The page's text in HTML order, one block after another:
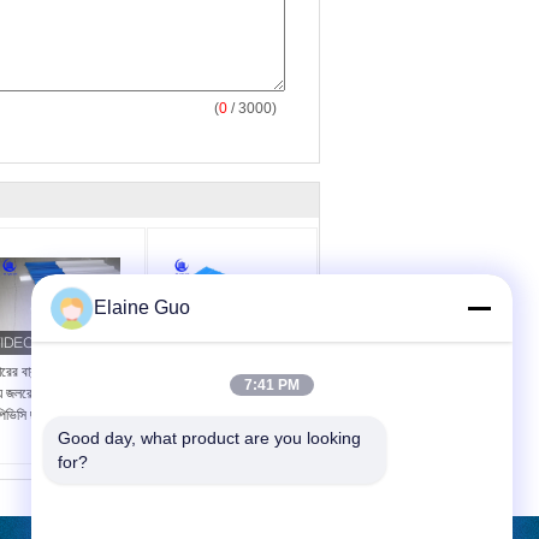
(0 / 3000)
বারান্দার পরিবেশ বান্ধব
ট্র্যাপিজয়েডাল
ছাদের টাইলস
মালবাহী ইয়ার্ড গ্যারেজের জন্য
অগ্নি প্রতিরোধক UPVC
Elaine Guo
7:41 PM
Good day, what product are you looking
for?